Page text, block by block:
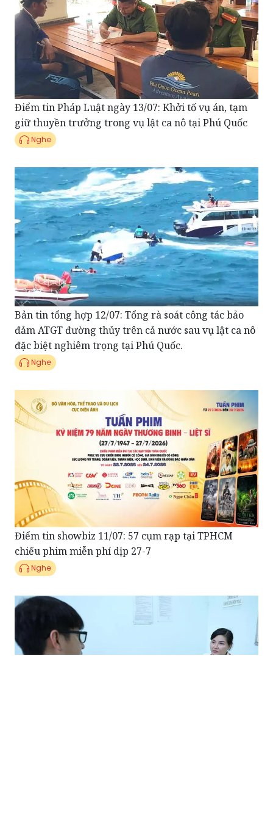
Điểm tin Pháp Luật ngày 13/07: Khởi tố vụ án, tạm
giữ thuyền trưởng trong vụ lật ca nô tại Phú Quốc
Nghe
Bản tin tổng hợp 12/07: Tổng rà soát công tác bảo
đảm ATGT đường thủy trên cả nước sau vụ lật ca nô
đặc biệt nghiêm trọng tại Phú Quốc.
Nghe
Điểm tin showbiz 11/07: 57 cụm rạp tại TPHCM
chiếu phim miễn phí dịp 27-7
Nghe